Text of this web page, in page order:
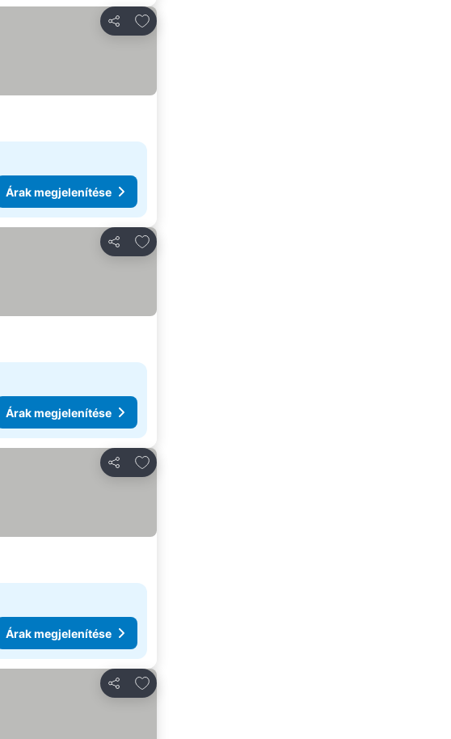
Megosztás
Hozzáadás a kedvencekhez
Árak megjelenítése
Megosztás
Hozzáadás a kedvencekhez
Árak megjelenítése
Megosztás
Hozzáadás a kedvencekhez
Árak megjelenítése
Megosztás
Hozzáadás a kedvencekhez